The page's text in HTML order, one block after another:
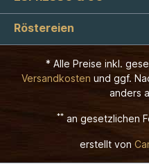
Röstereien
* Alle Preise inkl.
Versandkosten und ggf.
anders
** an gesetzlichen
erstellt von